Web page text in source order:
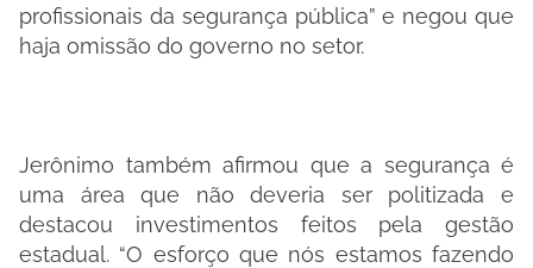
profissionais da segurança pública” e negou que
haja omissão do governo no setor.
Jerônimo também afirmou que a segurança é
uma área que não deveria ser politizada e
destacou investimentos feitos pela gestão
estadual. “O esforço que nós estamos fazendo